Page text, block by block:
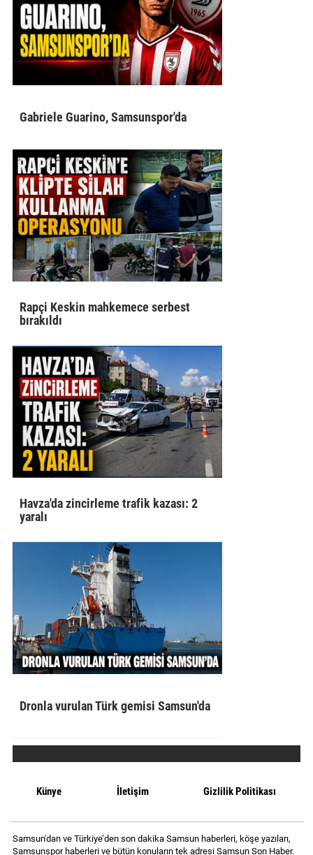
Gabriele Guarino, Samsunspor'da
Rapçi Keskin mahkemece serbest
bırakıldı
Havza'da zincirleme trafik kazası: 2
yaralı
Dronla vurulan Türk gemisi Samsun'da
Künye İletişim Gizlilik Politikası
Samsun'dan ve Türkiye’den son dakika Samsun haberleri, köşe yazıları,
Samsunspor haberleri ve bütün konuların tek adresi Samsun Son Haber.